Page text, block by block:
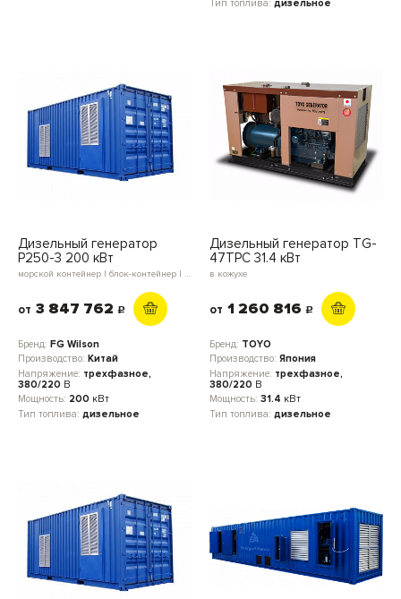
Тип топлива: дизельное
Дизельный генератор
P250-3 200 кВт
от 3 847 762 c
Бренд: FG Wilson
Производство: Китай
Напряжение: трехфазное,
380/220 В
Мощность: 200 кВт
Тип топлива: дизельное
Дизельный генератор TG-
47TPC 31.4 кВт
в кожухе
от 1 260 816 c
Бренд: TOYO
Производство: Япония
Напряжение: трехфазное,
380/220 В
Мощность: 31.4 кВт
Тип топлива: дизельное